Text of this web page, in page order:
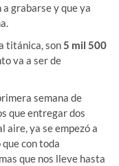
grabarse y que ya
titánica, son5 mil 500
va a ser de
semana de
que entregar dos
aire, ya se empezó a
con toda
que nos lleve hasta